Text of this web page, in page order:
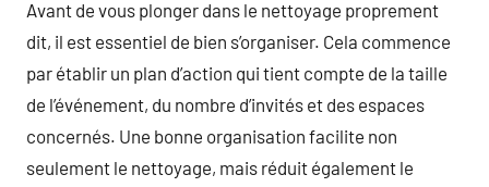
Avant de vous plonger dans le nettoyage proprement
dit, il est essentiel de bien s’organiser. Cela commence
par établir un plan d’action qui tient compte de la taille
de l’événement, du nombre d’invités et des espaces
concernés. Une bonne organisation facilite non
seulement le nettoyage, mais réduit également le